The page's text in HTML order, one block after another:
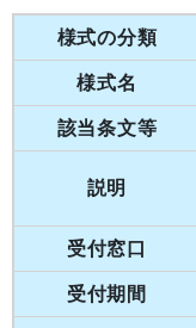
様式の分類
様式名
該当条文等
説明
受付窓口
受付期間